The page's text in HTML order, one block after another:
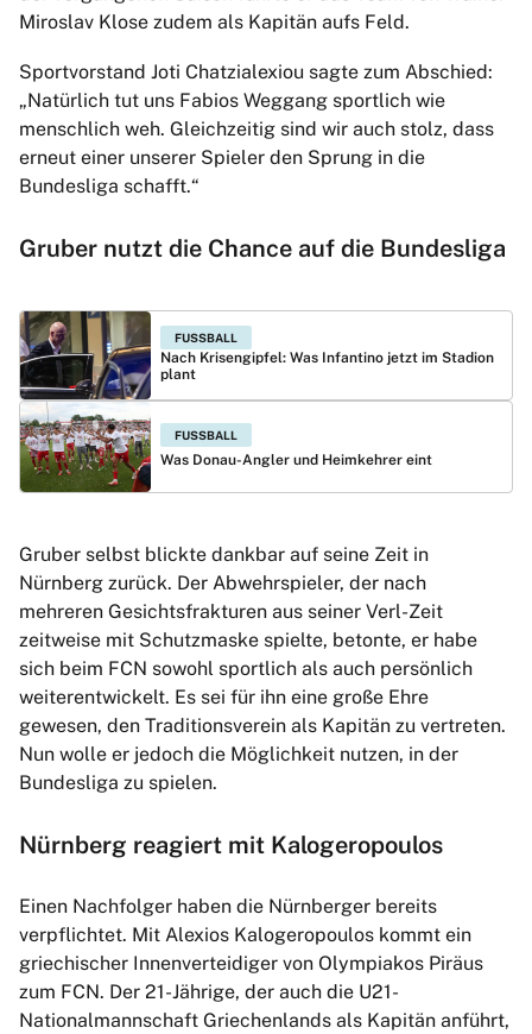
Miroslav Klose zudem als Kapitän aufs Feld.
Sportvorstand Joti Chatzialexiou sagte zum Abschied:
„Natürlich tut uns Fabios Weggang sportlich wie
menschlich weh. Gleichzeitig sind wir auch stolz, dass
erneut einer unserer Spieler den Sprung in die
Bundesliga schafft.“
Gruber nutzt die Chance auf die Bundesliga
FUSSBALL
Nach Krisengipfel: Was Infantino jetzt im Stadion
plant
FUSSBALL
Was Donau-Angler und Heimkehrer eint
Gruber selbst blickte dankbar auf seine Zeit in
Nürnberg zurück. Der Abwehrspieler, der nach
mehreren Gesichtsfrakturen aus seiner Verl-Zeit
zeitweise mit Schutzmaske spielte, betonte, er habe
sich beim FCN sowohl sportlich als auch persönlich
weiterentwickelt. Es sei für ihn eine große Ehre
gewesen, den Traditionsverein als Kapitän zu vertreten.
Nun wolle er jedoch die Möglichkeit nutzen, in der
Bundesliga zu spielen.
Nürnberg reagiert mit Kalogeropoulos
Einen Nachfolger haben die Nürnberger bereits
verpflichtet. Mit Alexios Kalogeropoulos kommt ein
griechischer Innenverteidiger von Olympiakos Piräus
zum FCN. Der 21-Jährige, der auch die U21-
Nationalmannschaft Griechenlands als Kapitän anführt,